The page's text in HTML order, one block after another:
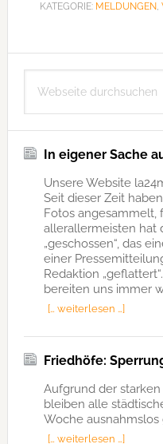
KATEGORIE: MELDUNGEN,
Seitenspalte
durchsuchen
In eigener Sache
Unsere Website
Seit dieser Zeit
Fotos angesammelt,
allerallermeisten hat
„geschossen“, das
einer
Redaktion
bereiten uns immer
[… weiterlesen …]
Friedhöfe:
Aufgrund der
bleiben alle
Woche ausnahmslos
[… weiterlesen …]